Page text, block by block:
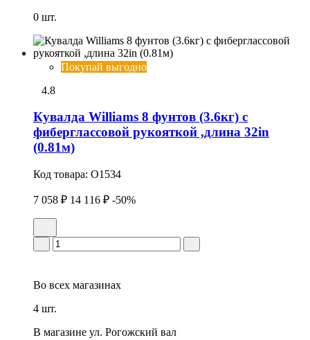
0 шт.
Покупай выгодно
4.8
Кувалда Williams 8 фунтов (3.6кг) с
фиберглассовой рукояткой ,длина 32in
(0.81м)
Код товара: O1534
7 058 ₽ 14 116 ₽ -50%
Во всех магазинах
4 шт.
В магазине ул. Рогожский вал